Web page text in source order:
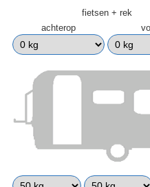
fietsen + rek
achterop